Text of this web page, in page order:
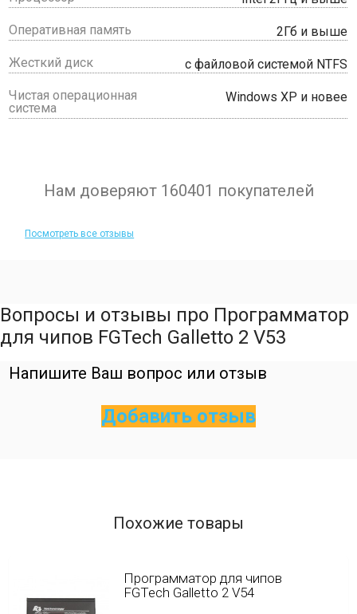
Оперативная память 2Гб и выше
Жесткий диск с файловой системой NTFS
Чистая операционная
система
Windows XP и новее
Нам доверяют 160401 покупателей
Посмотреть все отзывы
Вопросы и отзывы про Программатор
для чипов FGTech Galletto 2 V53
Напишите Ваш вопрос или отзыв
Добавить отзыв
Похожие товары
Программатор для чипов
FGTech Galletto 2 V54